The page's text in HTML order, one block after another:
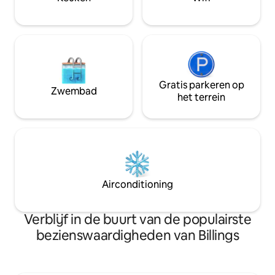
Elmo – 15 minuten Deze woning is de
Zwembad
Gratis parkeren op
het terrein
Airconditioning
Verblijf in de buurt van de populairste
bezienswaardigheden van Billings